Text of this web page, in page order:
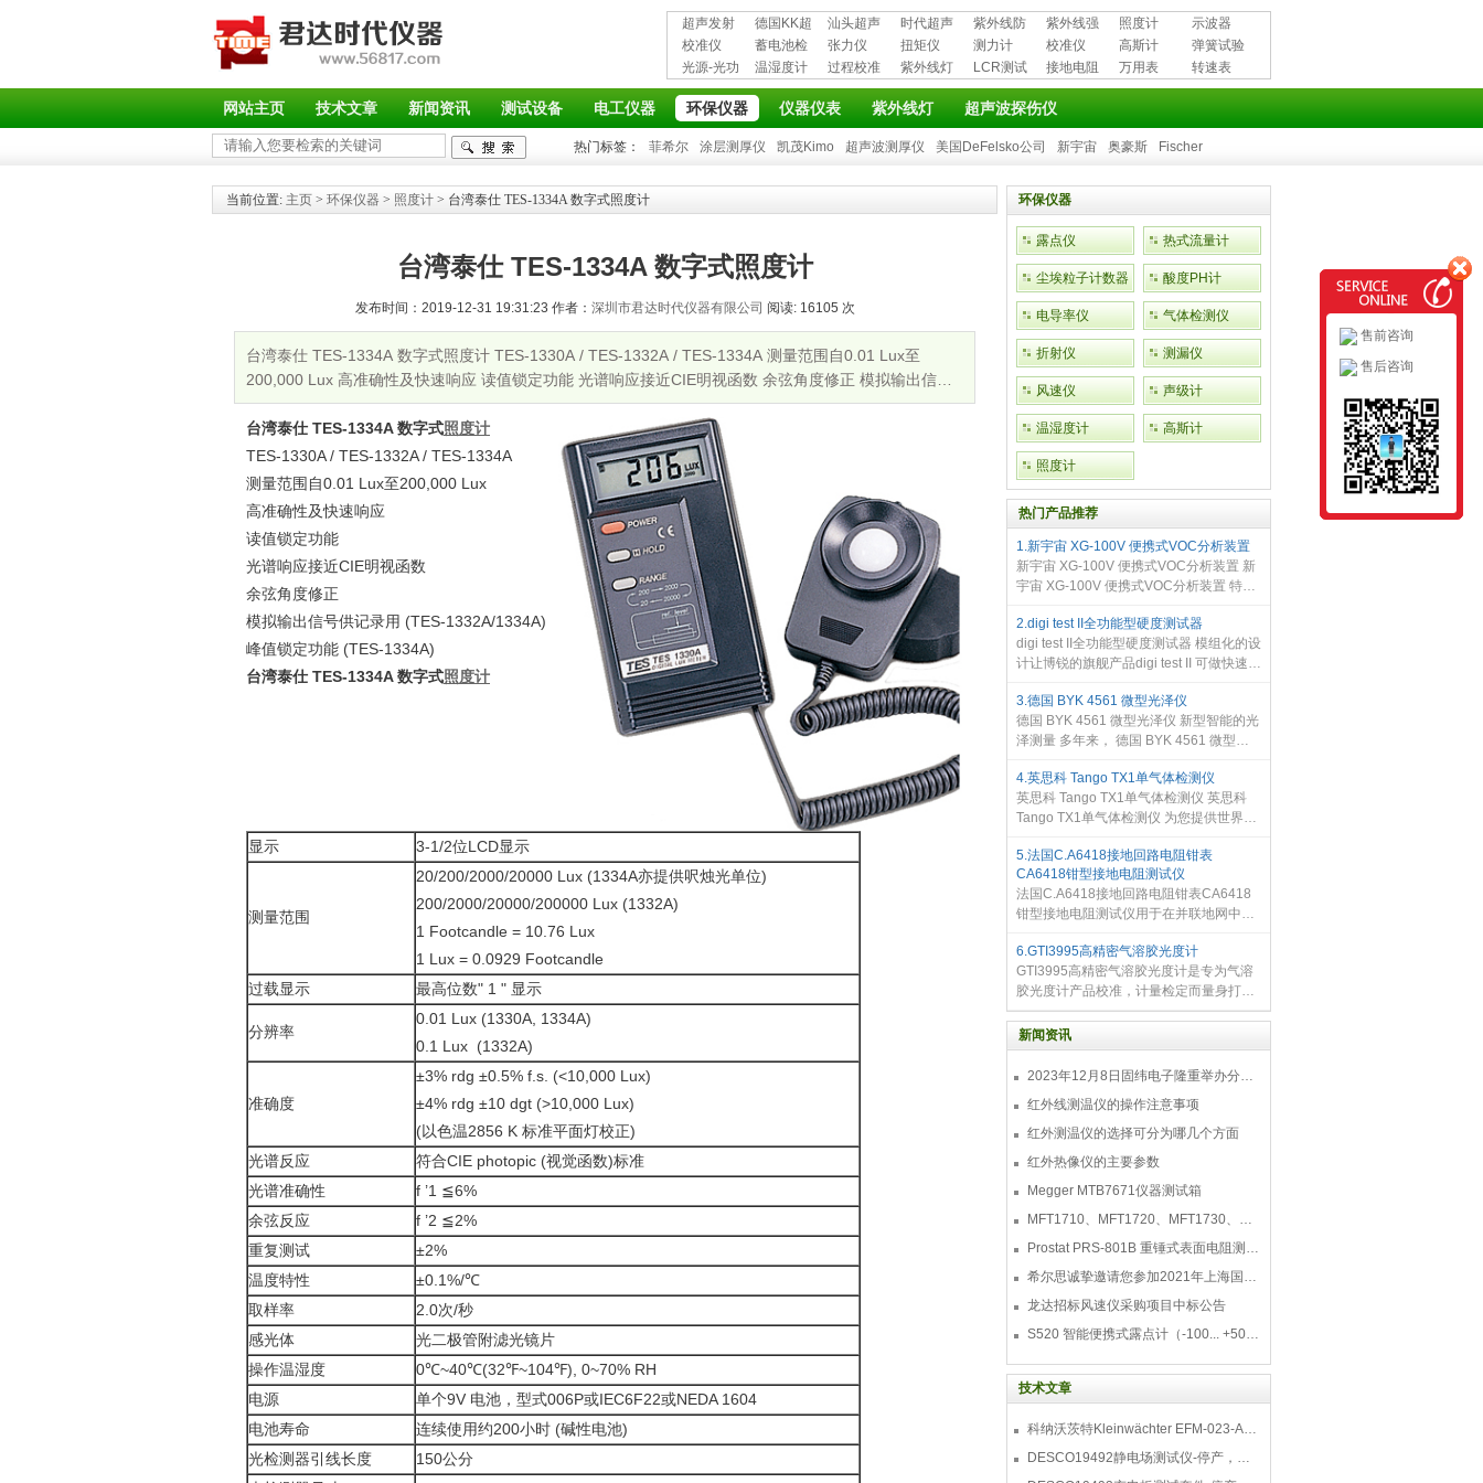
超声发射
接收仪器
德国KK超
声波探伤
仪
汕头超声
超声探伤
仪
时代超声
波探伤仪
紫外线防
护用品
紫外线强
度计
照度计
示波器
校准仪
蓄电池检
测仪
张力仪 扭矩仪 测力计 校准仪 高斯计
弹簧试验
机
光源-光功
率计
温湿度计
过程校准
仪
紫外线灯
LCR测试
仪
接地电阻
测试仪
万用表 转速表
网站主页 技术文章 新闻资讯 测试设备 电工仪器 环保仪器 仪器仪表 紫外线灯 超声波探伤仪
热门标签： 菲希尔 涂层测厚仪 凯茂Kimo 超声波测厚仪 美国DeFelsko公司 新宇宙 奥豪斯 Fischer
当前位置: 主页 > 环保仪器 > 照度计 > 台湾泰仕 TES-1334A 数字式照度计
台湾泰仕 TES-1334A 数字式照度计
发布时间：2019-12-31 19:31:23 作者： 深圳市君达时代仪器有限公司 阅读: 16105 次
台湾泰仕 TES-1334A 数字式照度计 TES-1330A / TES-1332A / TES-1334A 测量范围自0.01 Lux至
200,000 Lux 高准确性及快速响应 读值锁定功能 光谱响应接近CIE明视函数 余弦角度修正 模拟输出信号
供记录用
台湾泰仕 TES-1334A 数字式照度计
TES-1330A / TES-1332A / TES-1334A
测量范围自0.01 Lux至200,000 Lux
高准确性及快速响应
读值锁定功能
光谱响应接近CIE明视函数
余弦角度修正
模拟输出信号供记录用 (TES-1332A/1334A)
峰值锁定功能 (TES-1334A)
台湾泰仕 TES-1334A 数字式照度计
显示 3-1/2位LCD显示
测量范围
20/200/2000/20000 Lux (1334A亦提供呎烛光单位)
200/2000/20000/200000 Lux (1332A)
1 Footcandle = 10.76 Lux
1 Lux = 0.0929 Footcandle
过载显示
最高位数" 1 " 显示
分辨率
0.01 Lux (1330A, 1334A)
0.1 Lux (1332A)
准确度
±3% rdg ±0.5% f.s. (<10,000 Lux)
±4% rdg ±10 dgt (>10,000 Lux)
(以色温2856 K 标准平面灯校正)
光谱反应
符合CIE photopic (视觉函数)标准
光谱准确性
f ’1 ≦6%
余弦反应
f ’2 ≦2%
重复测试
±2%
温度特性
±0.1%/℃
取样率
2.0次/秒
感光体
光二极管附滤光镜片
操作温湿度
0℃~40℃(32℉~104℉), 0~70% RH
电源
单个9V 电池，型式006P或IEC6F22或NEDA 1604
电池寿命
连续使用约200小时 (碱性电池)
光检测器引线长度
150公分
环保仪器
露点仪 热式流量计
尘埃粒子计数器 酸度PH计
电导率仪 气体检测仪
折射仪 测漏仪
风速仪 声级计
温湿度计 高斯计
照度计
热门产品推荐
1.新宇宙 XG-100V 便携式VOC分析装置
新宇宙 XG-100V 便携式VOC分析装置 新
宇宙 XG-100V 便携式VOC分析装置 特
高感度，高选择性VOC气体传感器（专利
4076465） 传感器可以测定ppb等级的甲
2.digi test II全功能型硬度测试器
digi test II全功能型硬度测试器 模组化的设
计让博锐的旗舰产品digi test II 可做快速的
间和麻烦。全功能型的digi test II 有业界首
创的测量方式互换
3.德国 BYK 4561 微型光泽仪
德国 BYK 4561 微型光泽仪 新型智能的光
泽测量 多年来， 德国 BYK 4561 微型光
准。它是唯一集高精确度、使用简便和多
功能于一体的光泽仪 - 为当今
4.英思科 Tango TX1单气体检测仪
英思科 Tango TX1单气体检测仪 英思科
Tango TX1单气体检测仪 为您提供世界上
TX1单气体检测仪 使用独一无二的
DualSense 双传感器技术，开启气检行业
智
5.法国C.A6418接地回路电阻钳表
CA6418钳型接地电阻测试仪
法国C.A6418接地回路电阻钳表CA6418
钳型接地电阻测试仪用于在并联地网中进
等。 该测量方式比使用两个辅助桩的传统
测量方式更加简便。
6.GTI3995高精密气溶胶光度计
GTI3995高精密气溶胶光度计是专为气溶
胶光度计产品校准，计量检定而量身打造
的一款高精密仪器，本产品符合国家计量
校准规范JJF1800-2020对于精密气溶胶
光度计的计量性能要求
新闻资讯
2023年12月8日固纬电子隆重举办分销商答谢会，展示重磅新产品！
红外线测温仪的操作注意事项
红外测温仪的选择可分为哪几个方面
红外热像仪的主要参数
Megger MTB7671仪器测试箱
MFT1710、MFT1720、MFT1730、MFT1735多功能测试仪
Prostat PRS-801B 重锤式表面电阻测量仪
希尔思诚挚邀请您参加2021年上海国际压缩机及设
龙达招标风速仪采购项目中标公告
S520 智能便携式露点计（-100... +50 °C TD）
技术文章
科纳沃茨特Kleinwächter EFM-023-AKC静电测试仪套件-EFM023AKC KIT
DESCO19492静电场测试仪-停产，替代型号770716
售前咨询
售后咨询